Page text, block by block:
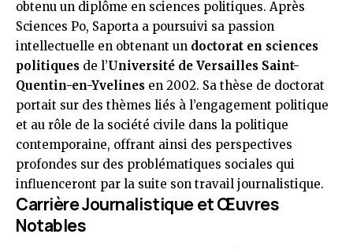
obtenu un diplôme en sciences politiques. Après
Sciences Po, Saporta a poursuivi sa passion
intellectuelle en obtenant un doctorat en sciences
politiques de l’Université de Versailles Saint-
Quentin-en-Yvelines en 2002. Sa thèse de doctorat
portait sur des thèmes liés à l’engagement politique
et au rôle de la société civile dans la politique
contemporaine, offrant ainsi des perspectives
profondes sur des problématiques sociales qui
influenceront par la suite son travail journalistique.
Carrière Journalistique et Œuvres
Notables